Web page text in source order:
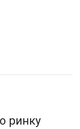
ринку